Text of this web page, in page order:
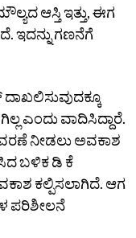
ಆಸ್ತಿ ಇತ್ತು, ಈಗ
ಇದನ್ನು ಗಣನೆಗೆ
ಎಂದು ವಾದಿಸಿದ್ದಾರೆ.
ನೀಡಲು ಅವಕಾಶ
ಬಳಿಕ ಡಿ ಕೆ
ಕಲ್ಪಿಸಲಾಗಿದೆ. ಆಗ
ಪರಿಶೀಲನೆ